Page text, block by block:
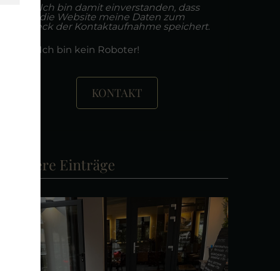
Ich bin damit einverstanden, dass
die Website meine Daten zum
Zweck der Kontaktaufnahme speichert.
Ich bin kein Roboter!
KONTAKT
Weitere Einträge